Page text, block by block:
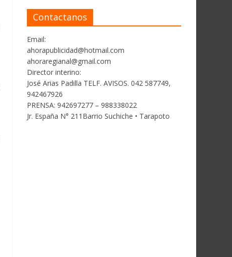
Contactanos
Email:
ahorapublicidad@hotmail.com
ahoraregianal@gmail.com
Director interino:
José Arias Padilla TELF. AVISOS. 042 587749,
942467926
PRENSA: 942697277 – 988338022
Jr. España N° 211Barrio Suchiche • Tarapoto